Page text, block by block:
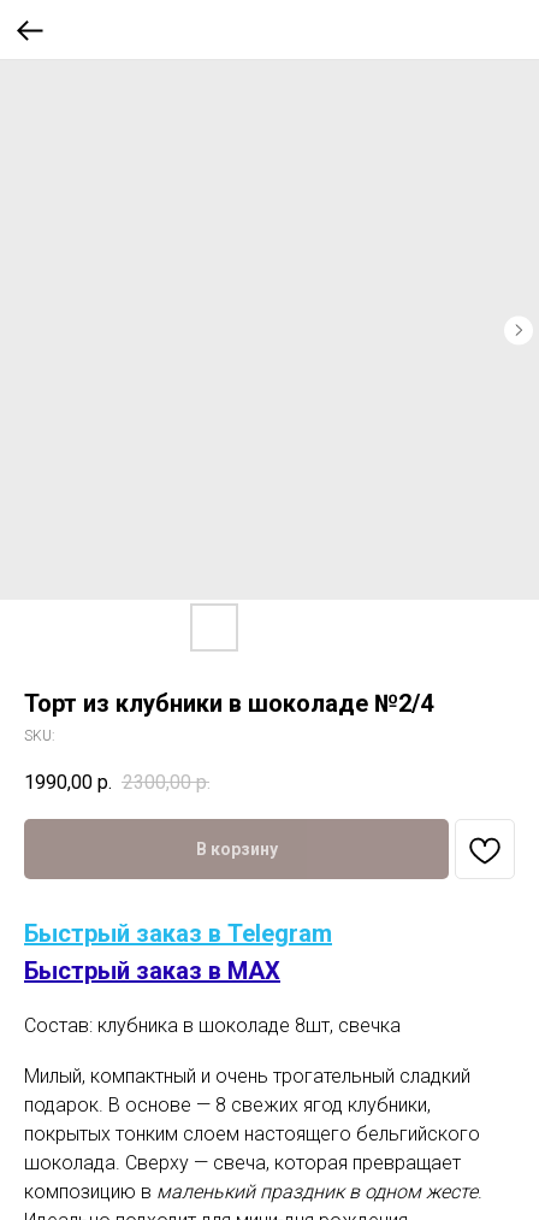
Торт из клубники в шоколаде №2/4
SKU:
1990,00 р. 2300,00 р.
В корзину
Быстрый заказ в Telegram
Быстрый заказ в MAX
Состав: клубника в шоколаде 8шт, свечка
Милый, компактный и очень трогательный сладкий
подарок. В основе — 8 свежих ягод клубники,
покрытых тонким слоем настоящего бельгийского
шоколада. Сверху — свеча, которая превращает
композицию в маленький праздник в одном жесте.